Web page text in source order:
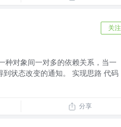
关注
种对象间一对多的依赖关系，当一
状态改变的通知。 实现思路 代码
分享